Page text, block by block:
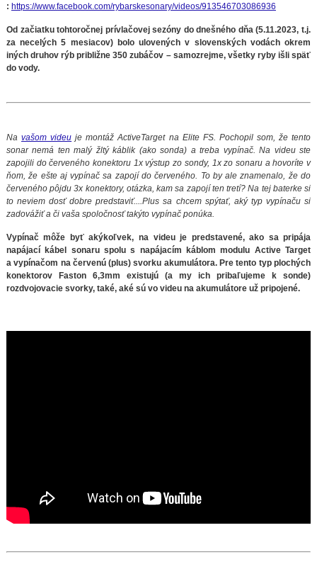
: https://www.facebook.com/rybarskesonary/videos/913546703086936
Od začiatku tohtoročnej prívlačovej sezóny do dnešného dňa (5.11.2023, t.j.
za necelých 5 mesiacov) bolo ulovených v slovenských vodách okrem
iných druhov rýb približne350 zubáčov – samozrejme, všetky ryby išli späť
do vody.
Navašom videu je montáž ActiveTarget na Elite FS. Pochopil som, že tento
sonar nemá ten malý žltý káblik (ako sonda) a treba vypínač. Na videu ste
zapojili do červeného konektoru 1x výstup zo sondy, 1x zo sonaru a hovoríte v
ňom, že ešte aj vypínač sa zapojí do červeného. To by ale znamenalo, že do
červeného pôjdu 3x konektory, otázka, kam sa zapojí ten tretí? Na tej baterke si
to neviem dosť dobre predstaviť....Plus sa chcem spýtať, aký typ vypínaču si
zadovážiť a či vaša spoločnosť takýto vypínač ponúka.
Vypínač môže byť akýkoľvek, na videu je predstavené, ako sa pripája
napájací kábel sonaru spolu s napájacím káblom modulu Active Target
a vypínačom na červenú (plus) svorku akumulátora. Pre tento typ plochých
konektorov Faston 6,3mm existujú (a my ich pribaľujeme k sonde)
rozdvojovacie svorky, také, aké sú vo videu na akumulátore už pripojené.